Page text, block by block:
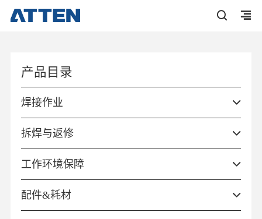
产品目录
焊接作业
拆焊与返修
工作环境保障
配件&耗材